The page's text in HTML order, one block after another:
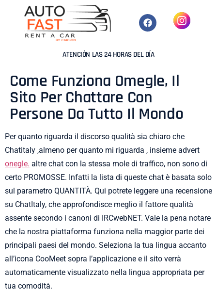
ATENCIÓN LAS 24 HORAS DEL DÍA
Come Funziona Omegle, Il
Sito Per Chattare Con
Persone Da Tutto Il Mondo
Per quanto riguarda il discorso qualità sia chiaro che
Chatitaly ,almeno per quanto mi riguarda , insieme advert
onegle. altre chat con la stessa mole di traffico, non sono di
certo PROMOSSE. Infatti la lista di queste chat è basata solo
sul parametro QUANTITÀ. Qui potrete leggere una recensione
su ChatItaly, che approfondisce meglio il fattore qualità
assente secondo i canoni di IRCwebNET. Vale la pena notare
che la nostra piattaforma funziona nella maggior parte dei
principali paesi del mondo. Seleziona la tua lingua accanto
all’icona CooMeet sopra l’applicazione e il sito verrà
automaticamente visualizzato nella lingua appropriata per
tua comodità.